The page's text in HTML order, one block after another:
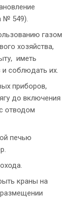
№ 549).
газом
хозяйства,
иметь
и соблюдать их.
приборов,
до включения
отводом
печью
краны на